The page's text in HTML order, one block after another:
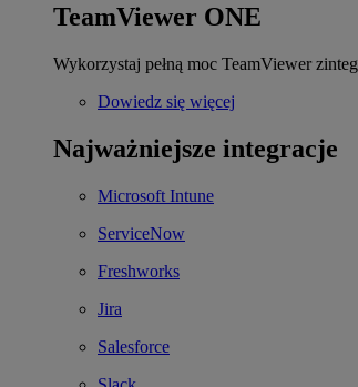
TeamViewer ONE
Wykorzystaj pełną moc TeamViewer
Dowiedz się więcej
Najważniejsze integracje
Microsoft Intune
ServiceNow
Freshworks
Jira
Salesforce